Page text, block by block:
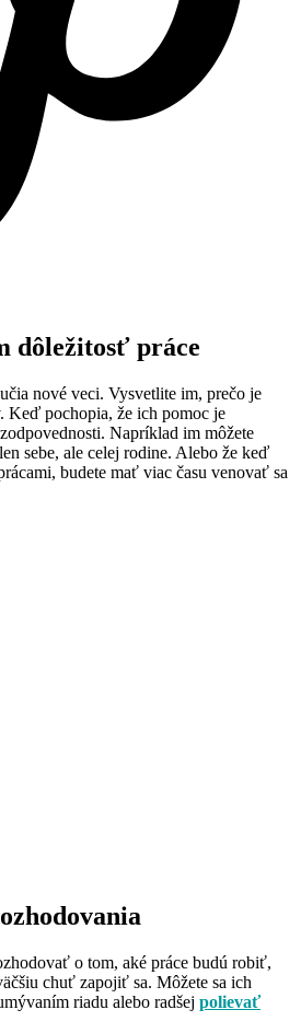
dôležitosť práce
nové veci. Vysvetlite im, prečo je
Keď pochopia, že ich pomoc je
Napríklad im môžete
sebe, ale celej rodine. Alebo že keď
budete mať viac času venovať sa
o tom, aké práce budú robiť,
chuť zapojiť sa. Môžete sa ich
riadu alebo radšej polievať